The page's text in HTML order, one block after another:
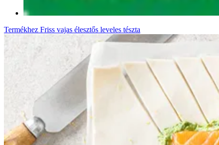
Termékhez Friss vajas élesztős leveles tészta